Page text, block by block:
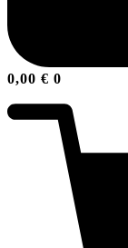
0,00 € 0